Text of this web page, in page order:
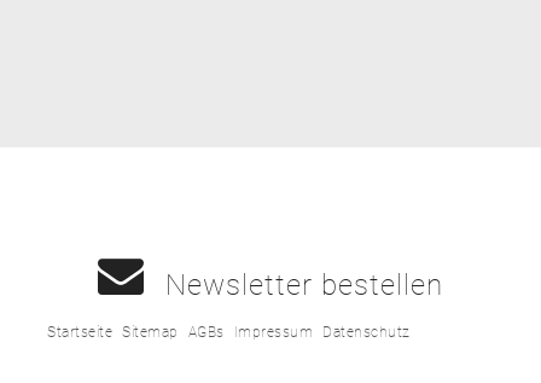
Newsletter bestellen
Startseite Sitemap AGBs Impressum Datenschutz